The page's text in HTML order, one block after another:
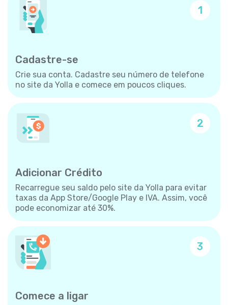
1
Cadastre-se
Crie sua conta. Cadastre seu número de telefone
no site da Yolla e comece em poucos cliques.
2
Adicionar Crédito
Recarregue seu saldo pelo site da Yolla para evitar
taxas da App Store/Google Play e IVA. Assim, você
pode economizar até 30%.
3
Comece a ligar